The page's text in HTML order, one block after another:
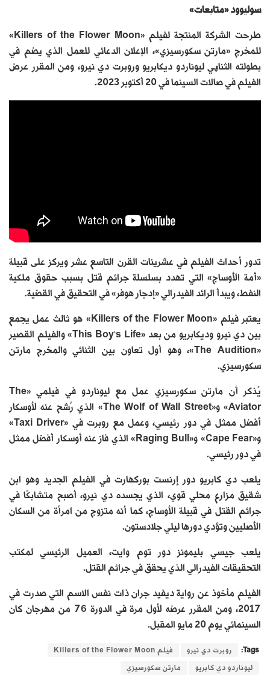
سوليوود «متابعات»
طرحت الشركة المنتجة لفيلم «Killers of the Flower Moon»
للمخرج «مارتن سكورسيزي»، الإعلان الدعائي للعمل الذي يضم في
بطولته الثناپي ليوناردو ديكابريو وروبرت دي نيرو، ومن المقرر عرض
الفيلم في صالات السينما في 20 أكتوبر 2023.
تدور أحداث الفيلم في عشرينات القرن التاسع عشر ويركز على قبيلة
«أمة الأوساج» التي تهدد بسلسلة جرائم قتل بسبب حقوق ملكية
النفط، ويبدأ الرائد الفيدرالي «إدجار هوفر» في التحقيق في القضية.
يعتبر فيلم «Killers of the Flower Moon» هو ثالث عمل يجمع
بين دي نيرو وديكابريو من بعد «This Boy’s Life» والفيلم القصير
«The Audition»، وهو أول تعاون بين الثنائي والمخرج مارتن
سكورسيزي.
يُذكر أن مارتن سكورسيزي عمل مع ليوناردو في فيلمي «The
Aviator» و«The Wolf of Wall Street» الذي رُشح عنه لأوسكار
أفضل ممثل في دور رئيسي، وعمل مع روبرت في «Taxi Driver»
و«Cape Fear» و«Raging Bull» الذي فاز عنه أوسكار أفضل ممثل
في دور رئيسي.
يلعب دي كابريو دور إرنست بوركهارت في الفيلم الجديد وهو ابن
شقيق مزارع محلي قوي، الذي يجسده دي نيرو، أصبح متشابكًا في
جرائم القتل في قبيلة الأوساج، كما أنه متزوج من امرأة من السكان
الأصليين وتؤدي دورها ليلي جلادستون.
يلعب جيسي بليمونز دور توم وايت، العميل الرئيسي لمكتب
التحقيقات الفيدرالي الذي يحقق في جرائم القتل.
الفيلم مأخوذ عن رواية ديفيد جران ذات نفس الاسم التي صدرت في
2017، ومن المقرر عرضه لأول مرة في الدورة 76 من مهرجان كان
السينمائي يوم 20 مايو المقبل.
Tags: روبرت دي نيرو فيلم Killers of the Flower Moon
ليوناردو دي كابريو مارتن سكورسيزي